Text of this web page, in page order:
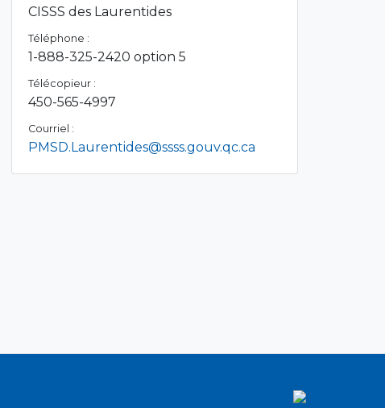
CISSS des Laurentides
Téléphone :
1-888-325-2420 option 5
Télécopieur :
450-565-4997
Courriel :
PMSD.Laurentides@ssss.gouv.qc.ca